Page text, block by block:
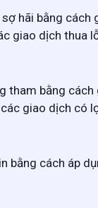
hãi bằng cách
giao dịch thua
tham bằng
giao dịch có
bằng cách áp